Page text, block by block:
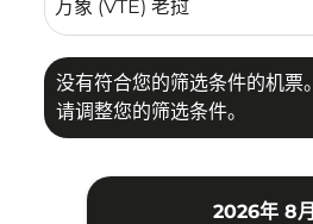
没有符合您的筛选条件的机票。
请调整您的筛选条件。
2026年 8月